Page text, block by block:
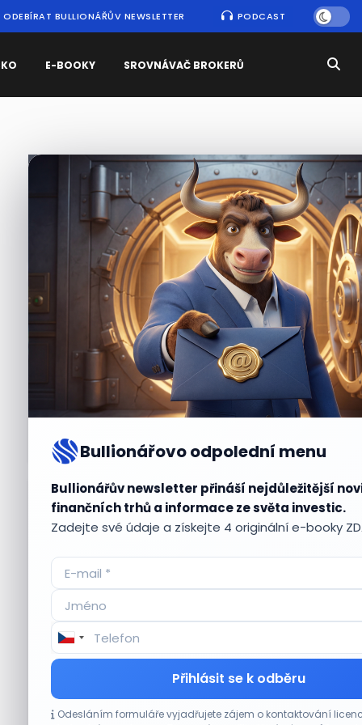
ODEBÍRAT BULLIONÁŘŮV NEWSLETTER PODCAST
E-BOOKY SROVNÁVAČ BROKERŮ
Bullionářovo odpolední menu
Bullionářův newsletter přináší nejdůležitější
finančních trhů a informace ze světa investic.
Zadejte své údaje a získejte 4 originální e-booky
Přihlásit se k odběru
Odesláním formuláře vyjadřujete zájem o kontaktování
Nejčtenějšízprávy
Aktuálnípříležitosti
Micron posílil o 7,6 % a zvýšil podíl na trhu